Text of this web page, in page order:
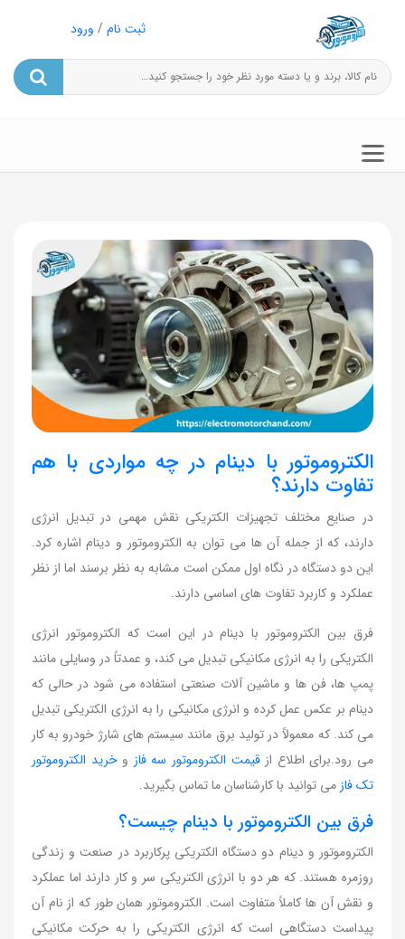
ثبت نام / ورود
الکتروموتور با دینام در چه مواردی با هم
تفاوت دارند؟
در صنایع مختلف تجهیزات الکتریکی نقش مهمی در تبدیل انرژی
دارند، که از جمله آن ها می توان به الکتروموتور و دینام اشاره کرد.
این دو دستگاه در نگاه اول ممکن است مشابه به نظر برسند اما از نظر
عملکرد و کاربرد تفاوت های اساسی دارند.
فرق بین الکتروموتور با دینام در این است که الکتروموتور انرژی
الکتریکی را به انرژی مکانیکی تبدیل می کند، و عمدتاً در وسایلی مانند
پمپ ها، فن ها و ماشین آلات صنعتی استفاده می شود در حالی که
دینام بر عکس عمل کرده و انرژی مکانیکی را به انرژی الکتریکی تبدیل
می کند. که معمولاً در تولید برق مانند سیستم های شارژ خودرو به کار
می رود.برای اطلاع ازقیمت الکتروموتور سه فاز وخرید الکتروموتور
تک فاز می توانید با کارشناسان ما تماس بگیرید.
فرق بین الکتروموتور با دینام چیست؟
الکتروموتور و دینام دو دستگاه الکتریکی پرکاربرد در صنعت و زندگی
روزمره هستند. که هر دو با انرژی الکتریکی سر و کار دارند اما عملکرد
و نقش آن ها کاملاً متفاوت است. الکتروموتور همان طور که از نام آن
پیداست دستگاهی است که انرژی الکتریکی را به حرکت مکانیکی